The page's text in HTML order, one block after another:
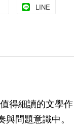
LINE
得細讀的文學作
問題意識中。